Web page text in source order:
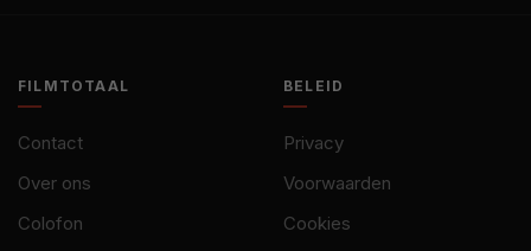
FILMTOTAAL
Contact
Over ons
Colofon
BELEID
Privacy
Voorwaarden
Cookies